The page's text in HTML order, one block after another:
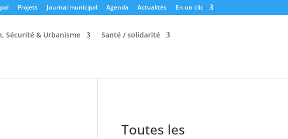
Projets Journal municipal Agenda Actualités En un clic
Sécurité & Urbanisme Santé / solidarité
Toutes les